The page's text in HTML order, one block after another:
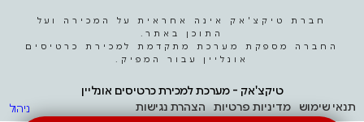
חברת טיקצ'אק אינה אחראית על המכירה ועל
התוכן באתר.
החברה מספקת מערכת מתקדמת למכירת כרטיסים
אונליין עבור המפיק.
ניהול
טיקצ'אק - מערכת למכירת כרטיסים אונליין
תנאי שימוש מדיניות פרטיות הצהרת נגישות